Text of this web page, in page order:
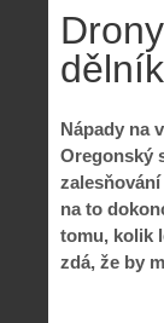
Nápady na
Oregonský
na to
tomu, kolik
zdá, že by